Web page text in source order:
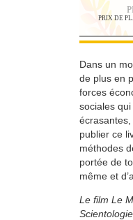
PRIX DE
Dans un
de plus en
forces
sociales
publier ce
méthodes
portée de
même et
Le film Le